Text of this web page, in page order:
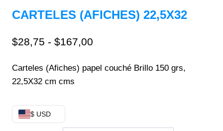
CARTELES (AFICHES) 22,5X32
$28,75 - $167,00
Carteles (Afiches) papel couché Brillo 150 grs,
22,5X32 cm cms
$ USD